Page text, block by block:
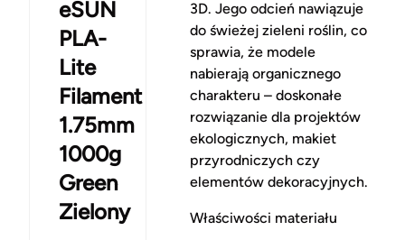
eSUN
PLA-
Lite
Filament
1.75mm
1000g
Green
Zielony
3D. Jego odcień nawiązuje
do świeżej zieleni roślin, co
sprawia, że modele
nabierają organicznego
charakteru – doskonałe
rozwiązanie dla projektów
ekologicznych, makiet
przyrodniczych czy
elementów dekoracyjnych.
Właściwości materiału